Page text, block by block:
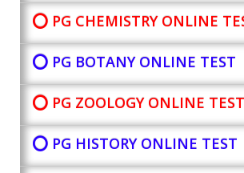
⭕ PG CHEMISTRY ONLINE
⭕ PG BOTANYONLINE TEST
⭕ PG ZOOLOGY ONLINE TEST
⭕ PG HISTORY ONLINE TEST